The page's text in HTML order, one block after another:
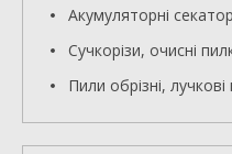
Акумуляторні
Сучкорізи, очисні
Пили обрізні, лучкові